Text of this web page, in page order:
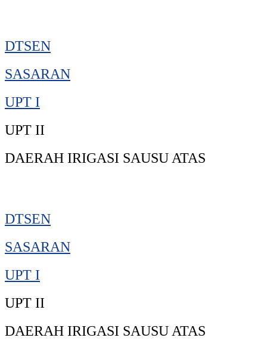
DTSEN
SASARAN
UPT I
UPT II
DAERAH IRIGASI SAUSU ATAS
DTSEN
SASARAN
UPT I
UPT II
DAERAH IRIGASI SAUSU ATAS